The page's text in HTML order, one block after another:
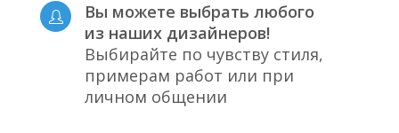
Вы можете выбрать любого
из наших дизайнеров!
Выбирайте по чувству стиля,
примерам работ или при
личном общении